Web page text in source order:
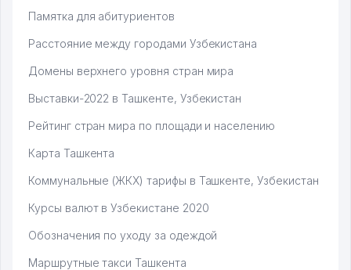
Памятка для абитуриентов
Расстояние между городами Узбекистана
Домены верхнего уровня стран мира
Выставки-2022 в Ташкенте, Узбекистан
Рейтинг стран мира по площади и населению
Карта Ташкента
Коммунальные (ЖКХ) тарифы в Ташкенте, Узбекистан
Курсы валют в Узбекистане 2020
Обозначения по уходу за одеждой
Маршрутные такси Ташкента